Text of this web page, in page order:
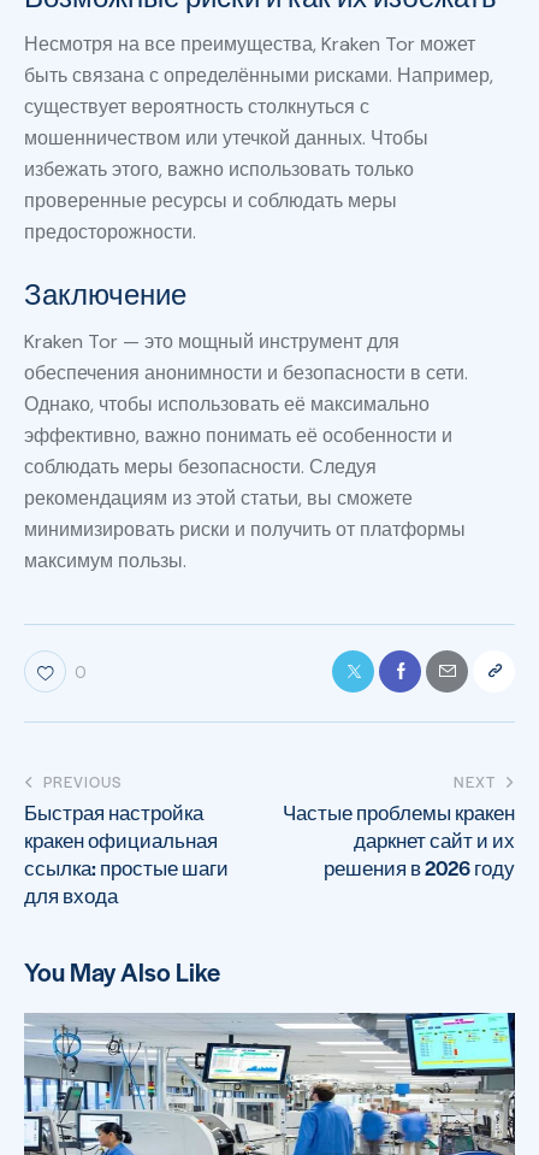
Несмотря на все преимущества, Kraken Tor может
быть связана с определёнными рисками. Например,
существует вероятность столкнуться с
мошенничеством или утечкой данных. Чтобы
избежать этого, важно использовать только
проверенные ресурсы и соблюдать меры
предосторожности.
Заключение
Kraken Tor — это мощный инструмент для
обеспечения анонимности и безопасности в сети.
Однако, чтобы использовать её максимально
эффективно, важно понимать её особенности и
соблюдать меры безопасности. Следуя
рекомендациям из этой статьи, вы сможете
минимизировать риски и получить от платформы
максимум пользы.
0
PREVIOUS
Быстрая настройка
кракен официальная
ссылка: простые шаги
для входа
NEXT
Частые проблемы кракен
даркнет сайт и их
решения в 2026 году
You May Also Like